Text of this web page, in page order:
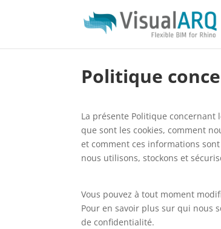
Politique
La présente Politique concernant
que sont les cookies, comment
et comment ces informations
nous utilisons, stockons et
Vous pouvez à tout moment
Pour en savoir plus sur qui nous
de confidentialité.